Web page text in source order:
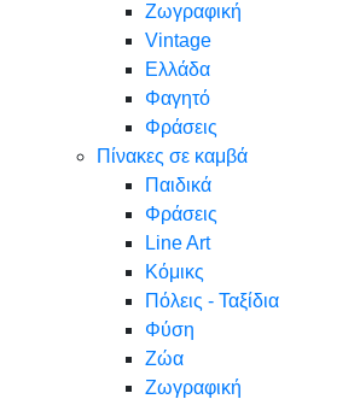
Ζωγραφική
Vintage
Ελλάδα
Φαγητό
Φράσεις
Πίνακες σε καμβά
Παιδικά
Φράσεις
Line Art
Κόμικς
Πόλεις - Ταξίδια
Φύση
Ζώα
Ζωγραφική